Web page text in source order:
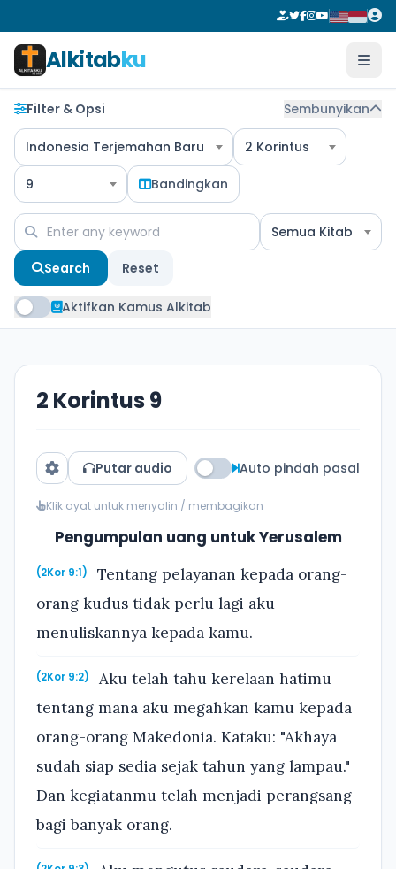
Alkitabku
Filter & Opsi Sembunyikan
Indonesia Terjemahan Baru 2 Korintus
9 Bandingkan
Semua Kitab
Search Reset
Aktifkan Kamus Alkitab
2 Korintus 9
Putar audio Auto pindah pasal
Klik ayat untuk menyalin / membagikan
Pengumpulan uang untuk Yerusalem
(2Kor 9:1)
Tentang pelayanan kepada orang-
orang kudus tidak perlu lagi aku
menuliskannya kepada kamu.
(2Kor 9:2)
Aku telah tahu kerelaan hatimu
tentang mana aku megahkan kamu kepada
orang-orang Makedonia. Kataku: "Akhaya
sudah siap sedia sejak tahun yang lampau."
Dan kegiatanmu telah menjadi perangsang
bagi banyak orang.